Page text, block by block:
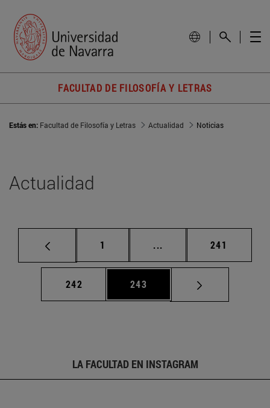
FACULTAD DE FILOSOFÍA Y LETRAS
Estás en: Facultad de Filosofía y Letras Actualidad Noticias
Actualidad
Página
1 ... Páginas intermedias
Página
241
Página
242 Página
243
LA FACULTAD EN INSTAGRAM